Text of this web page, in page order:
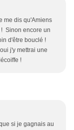
me dis qu'Amiens
Sinon encore un
d'être bouclé !
j'y mettrai une
!
si je gagnais au